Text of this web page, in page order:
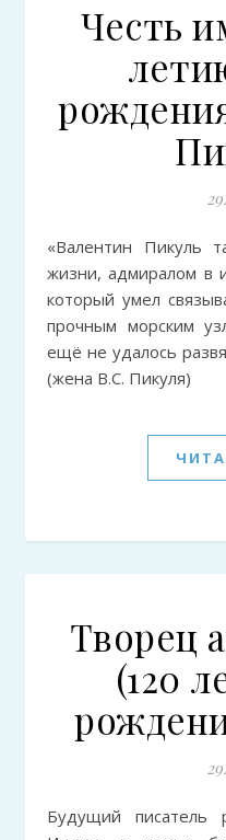
Честь
«Валентин Пикуль так и остался — юнгой в
жизни, адмиралом в
который умел
прочным морским
ещё не удалось
(жена В.С. Пикуля)
Творец
(120
Будущий писатель родился в 1903 году, в